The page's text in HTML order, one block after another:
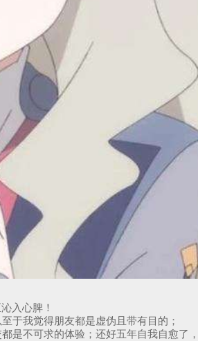
入心脾！
于我觉得朋友都是虚伪且带有目的；
是不可求的体验；还好五年自我自愈了